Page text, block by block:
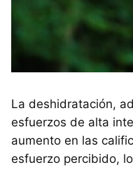
La deshidratación,
esfuerzos de alta
aumento en las
esfuerzo percibido,